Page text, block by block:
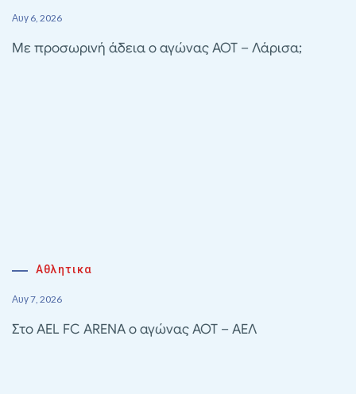
Αυγ 6, 2026
Με προσωρινή άδεια ο αγώνας ΑΟΤ – Λάρισα;
Αθλητικα
Αυγ 7, 2026
Στο AEL FC ARENA ο αγώνας ΑΟΤ – ΑΕΛ